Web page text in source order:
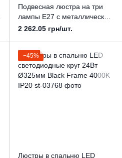
Подвесная люстра на три
лампы Е27 с металлическим
плафоном-решеткой черная
2 262.05 грн/шт.
−45%
Люстры в спальню LED